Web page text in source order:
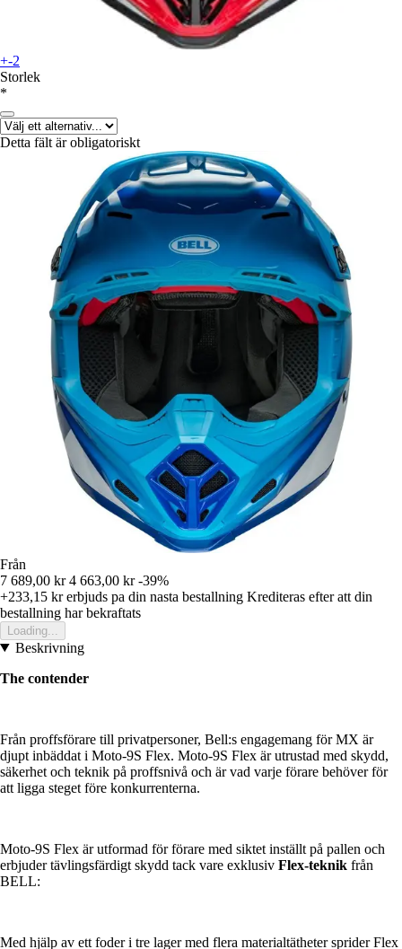
+-2
Storlek
*
Detta fält är obligatoriskt
Från
7 689,00 kr 4 663,00 kr -39%
+233,15 krerbjuds pa din nasta bestallning Krediteras efter att din
bestallning har bekraftats
Loading...
Beskrivning
The contender
Från proffsförare till privatpersoner, Bell:s engagemang för MX är
djupt inbäddat i Moto-9S Flex. Moto-9S Flex är utrustad med skydd,
säkerhet och teknik på proffsnivå och är vad varje förare behöver för
att ligga steget före konkurrenterna.
Moto-9S Flex är utformad för förare med siktet inställt på pallen och
erbjuder tävlingsfärdigt skydd tack vare exklusiv Flex-teknik från
BELL:
Med hjälp av ett foder i tre lager med flera materialtätheter sprider Flex